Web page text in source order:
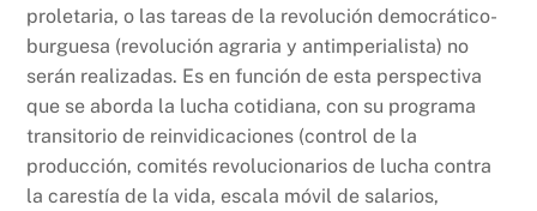
proletaria, o las tareas de la revolución democrático-
burguesa (revolución agraria y antimperialista) no
serán realizadas. Es en función de esta perspectiva
que se aborda la lucha cotidiana, con su programa
transitorio de reinvidicaciones (control de la
producción, comités revolucionarios de lucha contra
la carestía de la vida, escala móvil de salarios,